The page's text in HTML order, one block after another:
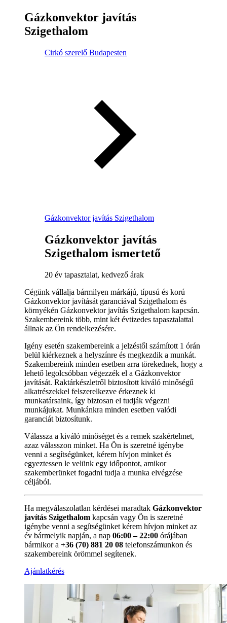
Gázkonvektor javítás
Szigethalom
Cirkó szerelő Budapesten
Gázkonvektor javítás Szigethalom
Gázkonvektor javítás
Szigethalom ismertető
20 év tapasztalat, kedvező árak
Cégünk vállalja bármilyen márkájú, típusú és korú
Gázkonvektor javítását garanciával Szigethalom és
környékén Gázkonvektor javítás Szigethalom kapcsán.
Szakembereink több, mint két évtizedes tapasztalattal
állnak az Ön rendelkezésére.
Igény esetén szakembereink a jelzéstől számított 1 órán
belül kiérkeznek a helyszínre és megkezdik a munkát.
Szakembereink minden esetben arra törekednek, hogy a
lehető legolcsóbban végezzék el a Gázkonvektor
javítását. Raktárkészletről biztosított kiváló minőségű
alkatrészekkel felszerelkezve érkeznek ki
munkatársaink, így biztosan el tudják végezni
munkájukat. Munkánkra minden esetben valódi
garanciát biztosítunk.
Válassza a kiváló minőséget és a remek szakértelmet,
azaz válasszon minket. Ha Ön is szeretné igénybe
venni a segítségünket, kérem hívjon minket és
egyeztessen le velünk egy időpontot, amikor
szakemberünket fogadni tudja a munka elvégzése
céljából.
Ha megválaszolatlan kérdései maradtak Gázkonvektor
javítás Szigethalom kapcsán vagy Ön is szeretné
igénybe venni a segítségünket kérem hívjon minket az
év bármelyik napján, a nap 06:00 – 22:00 órájában
bármikor a +36 (70) 881 20 08 telefonszámunkon és
szakembereink örömmel segítenek.
Ajánlatkérés